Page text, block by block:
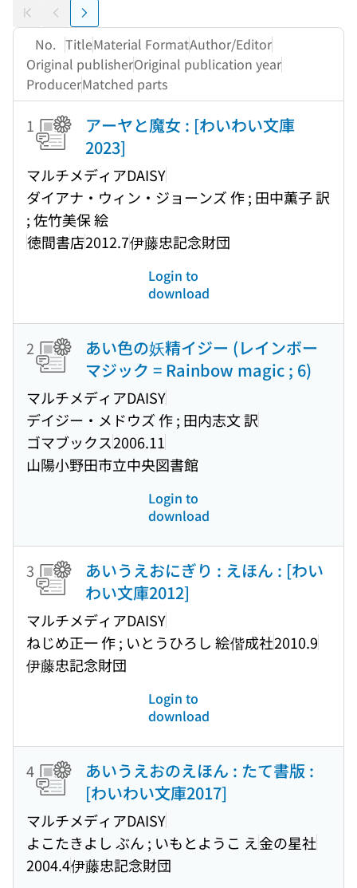
Return to the first page
Previous
Next
No. TitleMaterial FormatAuthor/Editor
Original publisherOriginal publication year
ProducerMatched parts
1
アーヤと魔女 : [わいわい文庫
2023]
マルチメディアDAISY
ダイアナ・ウィン・ジョーンズ 作 ; 田中薫子 訳
; 佐竹美保 絵
徳間書店2012.7伊藤忠記念財団
Login to
download
2
あい色の妖精イジー (レインボー
マジック = Rainbow magic ; 6)
マルチメディアDAISY
デイジー・メドウズ 作 ; 田内志文 訳
ゴマブックス2006.11
山陽小野田市立中央図書館
Login to
download
3
あいうえおにぎり : えほん : [わい
わい文庫2012]
マルチメディアDAISY
ねじめ正一 作 ; いとうひろし 絵偕成社2010.9
伊藤忠記念財団
Login to
download
4
あいうえおのえほん : たて書版 :
[わいわい文庫2017]
マルチメディアDAISY
よこたきよし ぶん ; いもとようこ え 金の星社
2004.4伊藤忠記念財団